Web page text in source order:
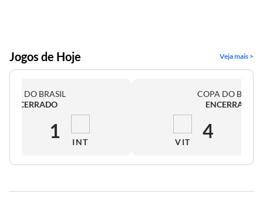
Jogos de Hoje Veja mais >
DO BRASIL
ENCERRADO
1 INT
COPA DO
ENCERRADO
VIT 4